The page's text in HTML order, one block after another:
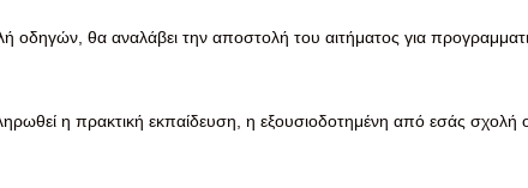
θα αναλάβει την αποστολή του αιτήματος για
η πρακτική εκπαίδευση, η εξουσιοδοτημένη από εσάς